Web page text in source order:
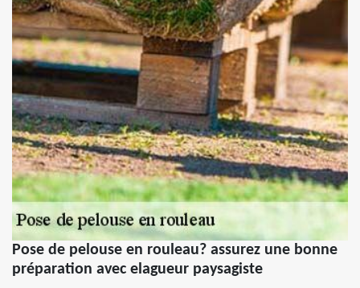
Pose de pelouse en rouleau? assurez une bonne
préparation avec elagueur paysagiste